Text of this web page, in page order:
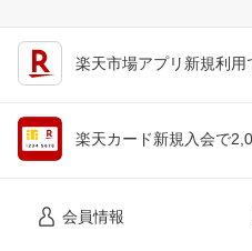
楽天市場アプリ新規利用
楽天カード新規入会で
会員情報